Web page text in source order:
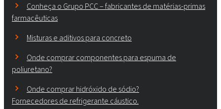
Conheça o Grupo PCC – fabricantes de matérias-primas
farmacêuticas
Misturas e aditivos para concreto
Onde comprar componentes para espuma de
poliuretano?
Onde comprar hidróxido de sódio?
Fornecedores de refrigerante cáustico.